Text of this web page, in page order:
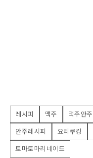
레시피 맥주 맥주안주
안주레시피
요리쿠킹
토마토마리네이드